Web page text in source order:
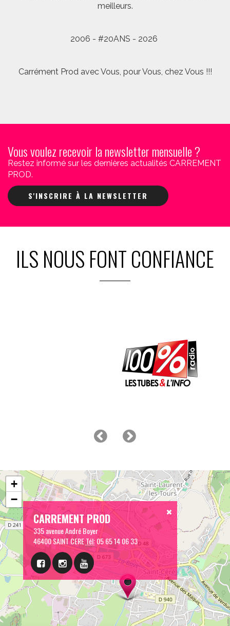
meilleurs.
2006 - #20ANS - 2026
Carrément Prod avec Vous, pour Vous, chez Vous !!!
Vous voulez recevoir la newsletter mensuelle ?
Restez informé sur les dernières actualités CARREMENT
PROD.
S'INSCRIRE À LA NEWSLETTER
ILS NOUS FONT CONFIANCE
CARREMENT PROD
335 avenue André Boyer
46400 SAINT CERETél:05 65 14 06 33
+
−